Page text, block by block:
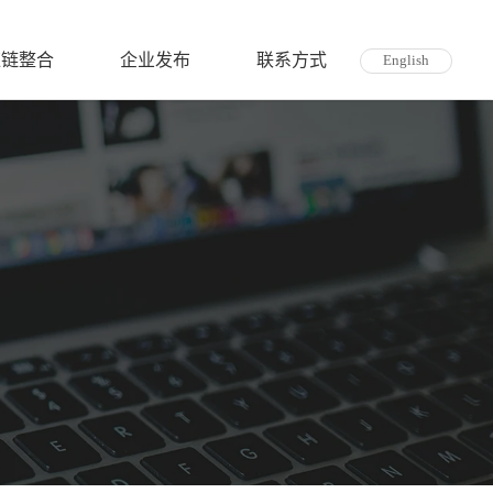
整合 企业发布 联系方式 English